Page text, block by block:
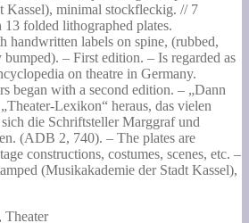
Kassel), minimal stockfleckig. // 7
folded lithographed plates.
handwritten labels on spine, (rubbed,
– First edition. – Is regarded as
on theatre in Germany.
began with a second edition. – „Dann
Lexikon“ heraus, das vielen
die Schriftsteller Marggraf und
(ADB 2, 740). – The plates are
constructions, costumes, scenes, etc. –
(Musikakademie der Stadt Kassel),
Theater